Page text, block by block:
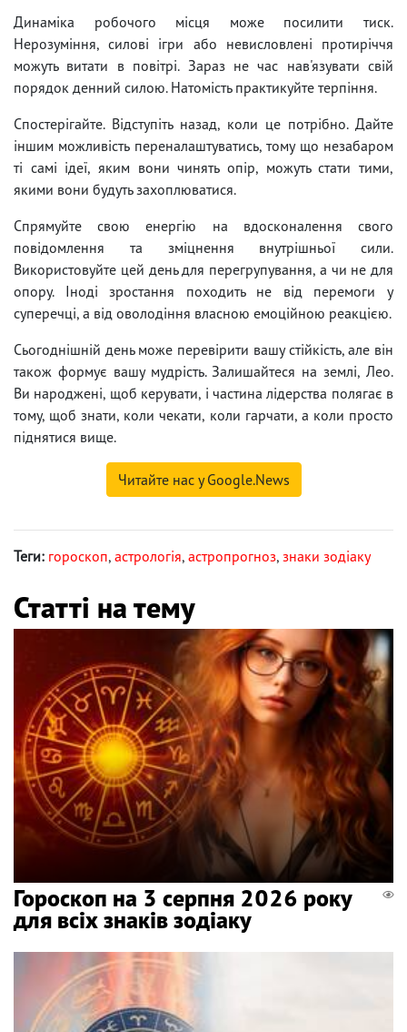
Динаміка робочого місця може посилити тиск.
Нерозуміння, силові ігри або невисловлені протиріччя
можуть витати в повітрі. Зараз не час нав'язувати свій
порядок денний силою. Натомість практикуйте терпіння.
Спостерігайте. Відступіть назад, коли це потрібно. Дайте
іншим можливість переналаштуватись, тому що незабаром
ті самі ідеї, яким вони чинять опір, можуть стати тими,
якими вони будуть захоплюватися.
Спрямуйте свою енергію на вдосконалення свого
повідомлення та зміцнення внутрішньої сили.
Використовуйте цей день для перегрупування, а чи не для
опору. Іноді зростання походить не від перемоги у
суперечці, а від оволодіння власною емоційною реакцією.
Сьогоднішній день може перевірити вашу стійкість, але він
також формує вашу мудрість. Залишайтеся на землі, Лео.
Ви народжені, щоб керувати, і частина лідерства полягає в
тому, щоб знати, коли чекати, коли гарчати, а коли просто
піднятися вище.
Читайте нас у Google.News
Теги: гороскоп, астрологія, астропрогноз, знаки зодіаку
Статті на тему
Гороскоп на 3 серпня 2026 року
для всіх знаків зодіаку